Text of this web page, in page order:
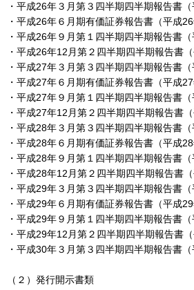
・平成26年３月第３四半期四半期報告書
・平成26年６月期有価証券報告書（平成
・平成26年９月第１四半期四半期報告書
・平成26年12月第２四半期四半期報告書
・平成27年３月第３四半期四半期報告書
・平成27年６月期有価証券報告書（平成
・平成27年９月第１四半期四半期報告書
・平成27年12月第２四半期四半期報告書
・平成28年３月第３四半期四半期報告書
・平成28年６月期有価証券報告書（平成
・平成28年９月第１四半期四半期報告書
・平成28年12月第２四半期四半期報告書
・平成29年３月第３四半期四半期報告書
・平成29年６月期有価証券報告書（平成
・平成29年９月第１四半期四半期報告書
・平成29年12月第２四半期四半期報告書
・平成30年３月第３四半期四半期報告書
（２）発行開示書類